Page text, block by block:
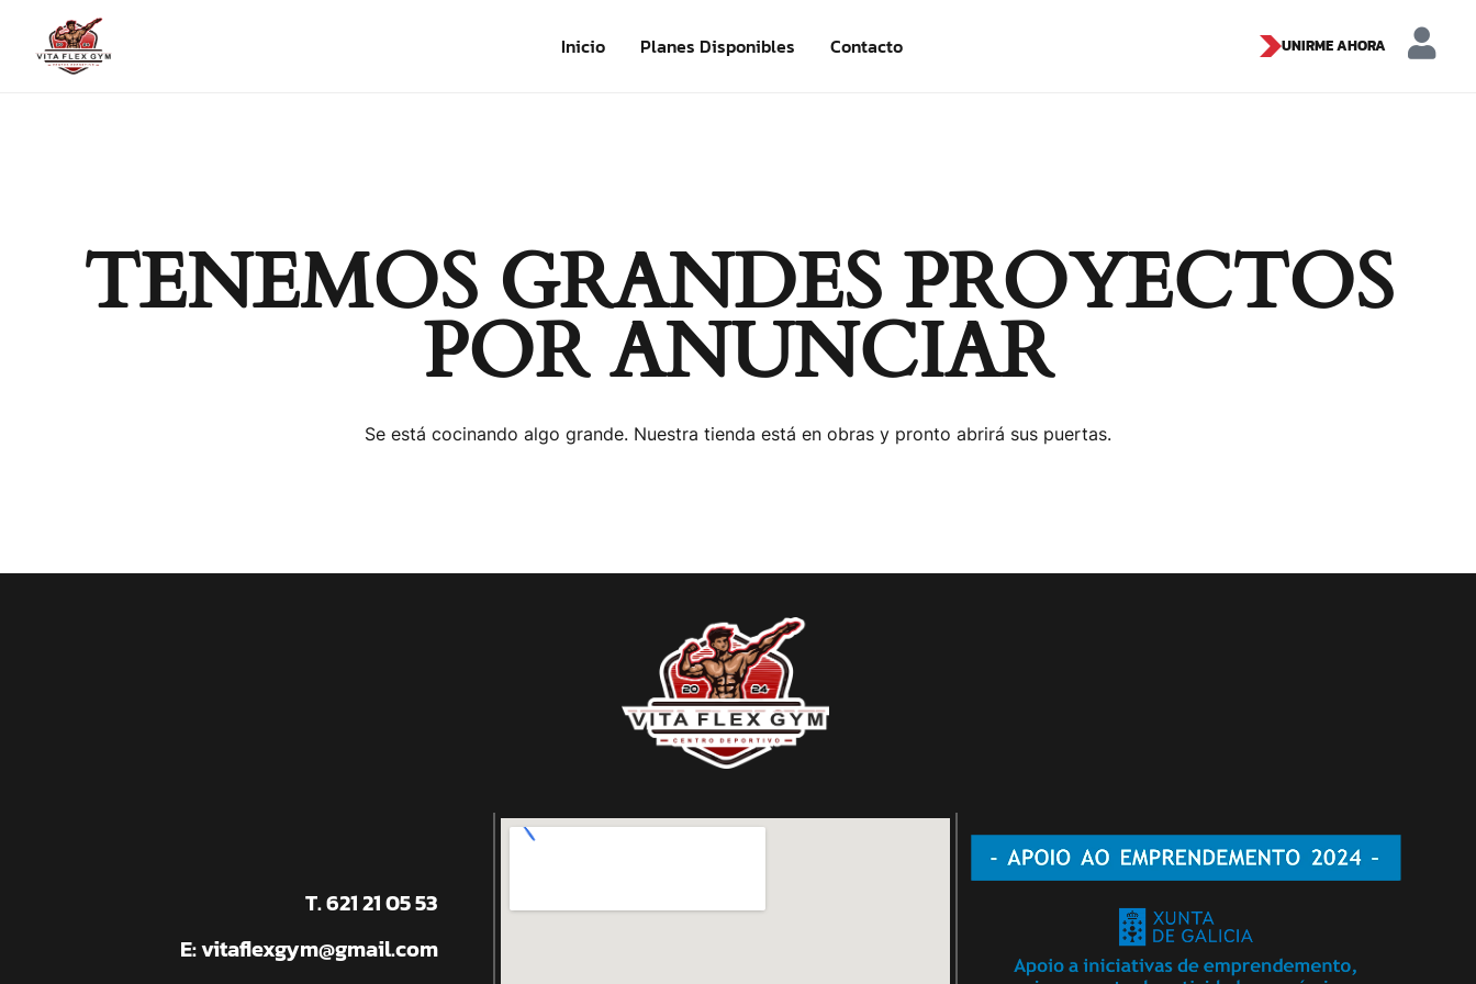
Inicio Planes Disponibles Contacto UNIRME AHORA
TENEMOS GRANDES PROYECTOS
POR ANUNCIAR
Se está cocinando algo grande. Nuestra tienda está en obras y pronto abrirá sus puertas.
T. 621 21 05 53
E:vitaflexgym@gmail.com